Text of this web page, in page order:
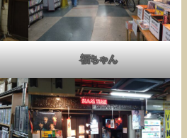
福ちゃん